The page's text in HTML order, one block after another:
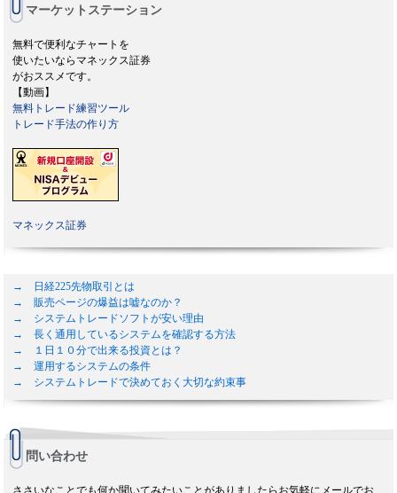
マーケットステーション
無料で便利なチャートを
使いたいならマネックス証券
がおススメです。
【動画】
無料トレード練習ツール
トレード手法の作り方
マネックス証券
→ 日経225先物取引とは
→ 販売ページの爆益は嘘なのか？
→ システムトレードソフトが安い理由
→ 長く通用しているシステムを確認する方法
→ １日１０分で出来る投資とは？
→ 運用するシステムの条件
→ システムトレードで決めておく大切な約束事
問い合わせ
ささいなことでも何か聞いてみたいことがありましたらお気軽にメールでお